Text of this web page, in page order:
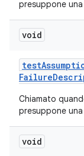
presuppone
void
test
Failure
Chiamato
presuppone
void